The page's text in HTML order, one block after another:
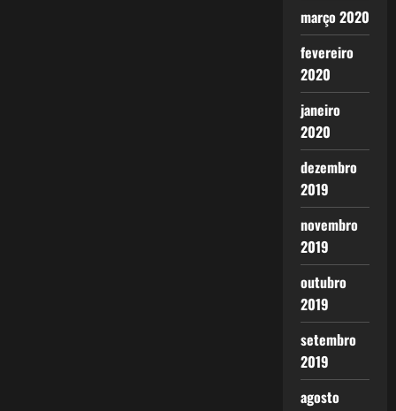
março 2020
fevereiro
2020
janeiro
2020
dezembro
2019
novembro
2019
outubro
2019
setembro
2019
agosto